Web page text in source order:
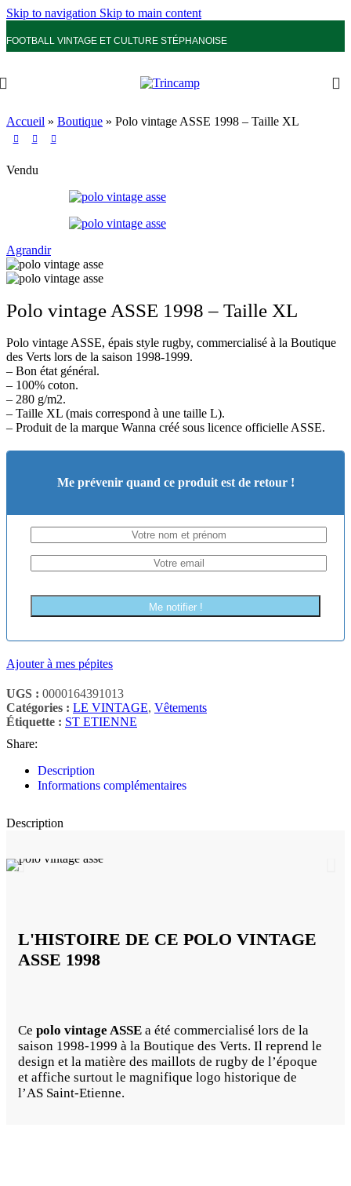
Skip to navigation Skip to main content
FOOTBALL VINTAGE ET CULTURE STÉPHANOISE
Accueil » Boutique » Polo vintage ASSE 1998 – Taille XL
Vendu
Agrandir
Polo vintage ASSE 1998 – Taille XL
Polo vintage ASSE, épais style rugby, commercialisé à la Boutique
des Verts lors de la saison 1998-1999.
– Bon état général.
– 100% coton.
– 280 g/m2.
– Taille XL (mais correspond à une taille L).
– Produit de la marque Wanna créé sous licence officielle ASSE.
Me prévenir quand ce produit est de retour !
Me notifier !
Ajouter à mes pépites
UGS : 0000164391013
Catégories : LE VINTAGE, Vêtements
Étiquette : ST ETIENNE
Share:
Description
Informations complémentaires
Description
L'HISTOIRE DE CE POLO VINTAGE
ASSE 1998
Ce polo vintage ASSE a été commercialisé lors de la
saison 1998-1999 à la Boutique des Verts. Il reprend le
design et la matière des maillots de rugby de l’époque
et affiche surtout le magnifique logo historique de
l’AS Saint-Etienne.